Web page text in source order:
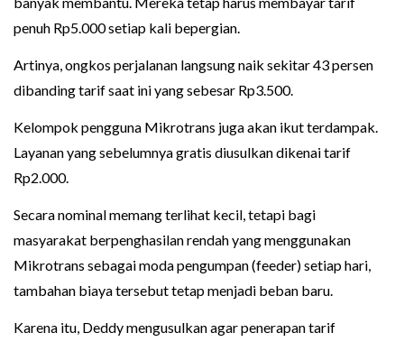
penuh Rp5.000 setiap kali bepergian.
Artinya, ongkos perjalanan langsung naik sekitar 43 persen
dibanding tarif saat ini yang sebesar Rp3.500.
Kelompok pengguna Mikrotrans juga akan ikut terdampak.
Layanan yang sebelumnya gratis diusulkan dikenai tarif
Rp2.000.
Secara nominal memang terlihat kecil, tetapi bagi
masyarakat berpenghasilan rendah yang menggunakan
Mikrotrans sebagai moda pengumpan (feeder) setiap hari,
tambahan biaya tersebut tetap menjadi beban baru.
Karena itu, Deddy mengusulkan agar penerapan tarif